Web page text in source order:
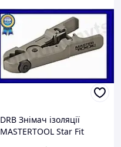
DRB Знімач ізоляції
MASTERTOOL Star Fit